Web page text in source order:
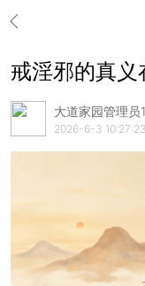
戒淫邪的真
大道家园管理员1
2026-6-3 10:27:23